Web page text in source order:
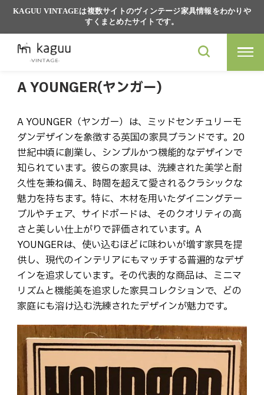
KAGUU VINTAGEは複数サイトのヴィンテージ家具情報をわかりや
すくまとめたサイトです。
A YOUNGER(ヤンガー)
A YOUNGER（ヤンガー）は、ミッドセンチュリーモ
ダンデザインを象徴する英国の家具ブランドです。20
世紀中頃に創業し、シンプルかつ機能的なデザインで
知られています。彼らの家具は、洗練された美学と耐
久性を兼ね備え、時間を超えて愛されるクラシックな
魅力を持ちます。特に、木材を用いたダイニングテー
ブルやチェア、サイドボードは、そのクオリティの高
さと美しい仕上がりで評価されています。A
YOUNGERは、使い込むほどに味わいが増す家具を提
供し、現代のインテリアにもマッチする普遍的なデザ
インを追求しています。その代表的な商品は、ミニマ
リズムと機能美を追求した家具コレクションで、どの
家庭にも溶け込む洗練されたデザインが魅力です。